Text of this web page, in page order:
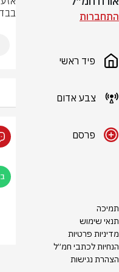
התחברות
פיד ראשי
צבע אדום
פרסם
תמיכה
תנאי שימוש
מדיניות פרטיות
הנחיות לכתבי חמ״ל
הצהרת נגישות